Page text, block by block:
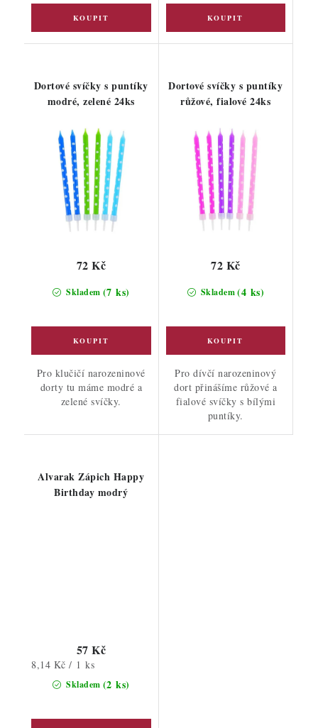
Dortové svíčky s puntíky
modré, zelené 24ks
Skladem (7 ks)
72 Kč
Pro klučičí narozeninové
dorty tu máme modré a
zelené svíčky.
Dortové svíčky s puntíky
růžové, fialové 24ks
Skladem(4 ks)
72 Kč
Pro dívčí narozeninový
dort přinášíme růžové a
fialové svíčky s bílými
puntíky.
Alvarak Zápich Happy
Birthday modrý
Skladem (2 ks)
57 Kč
Měrná
8,14 Kč / 1 ks